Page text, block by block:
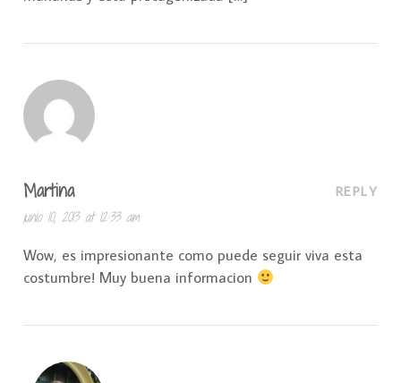
Martina
junio 10, 2013 at 12:33 am
REPLY
Wow, es impresionante como puede seguir viva esta
costumbre! Muy buena informacion